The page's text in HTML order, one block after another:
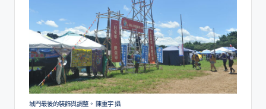
城門最後的裝飾與調整。 陳重宇 攝